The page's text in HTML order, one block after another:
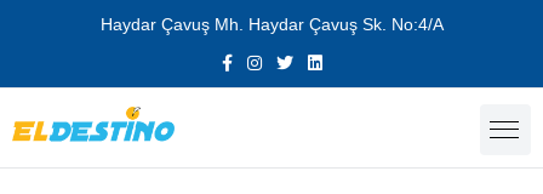
Haydar Çavuş Mh. Haydar Çavuş Sk. No:4/A